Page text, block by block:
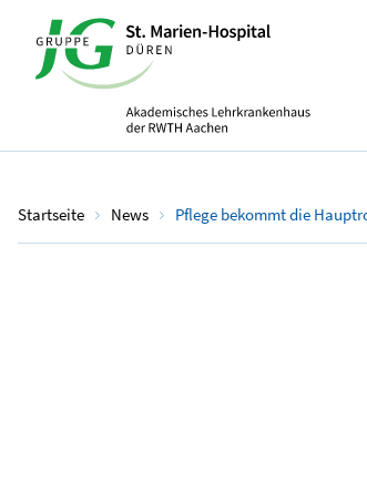
Startseite News Pflege bekommt die